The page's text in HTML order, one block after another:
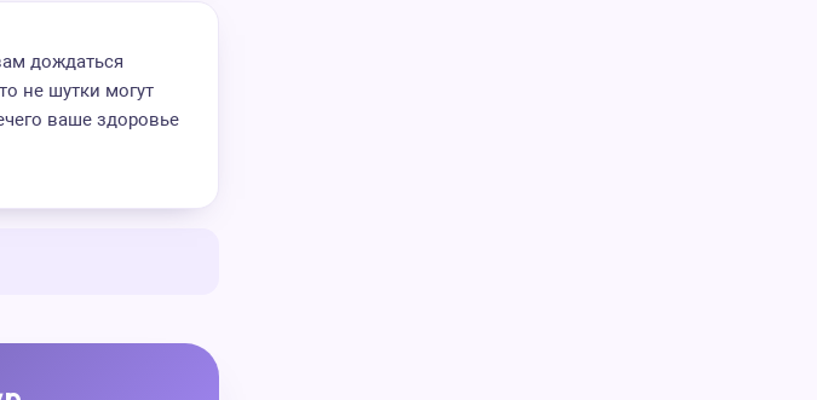
дождаться
не шутки могут
ваше здоровье